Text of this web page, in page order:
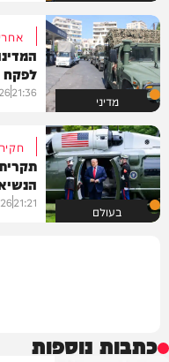
מדיני
לפקח
21:36
בעולם 21:21
כתבות נוספות